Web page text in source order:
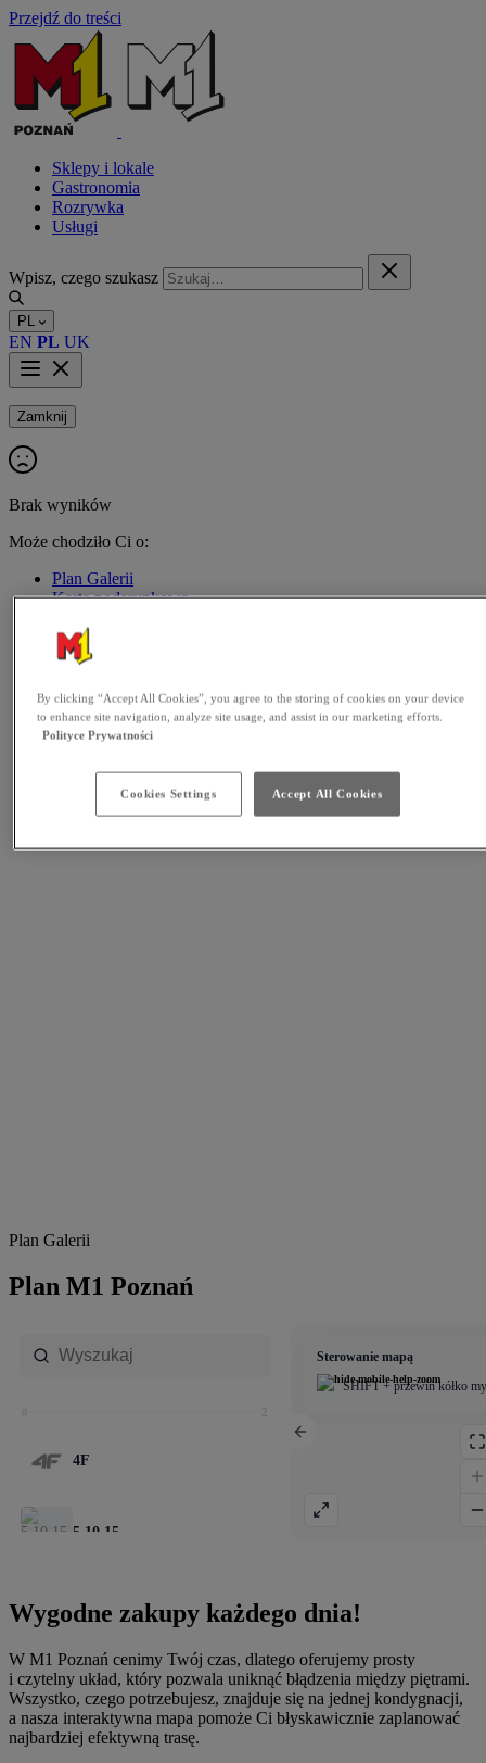
Przejdź do treści
Sklepy i lokale
Gastronomia
Rozrywka
Usługi
Wpisz, czego szukasz
PL
EN PL UK
Zamknij
Brak wyników
Może chodziło Ci o:
Plan Galerii
Karta podarunkowa
Godziny otwarcia
Kontakt
Plan Galerii
Plan M1 Poznań
Wygodne zakupy każdego dnia!
W M1 Poznań cenimy Twój czas, dlatego oferujemy prosty
i czytelny układ, który pozwala uniknąć błądzenia między piętrami.
Wszystko, czego potrzebujesz, znajduje się na jednej kondygnacji,
a nasza interaktywna mapa pomoże Ci błyskawicznie zaplanować
najbardziej efektywną trasę.
By clicking “Accept All Cookies”, you agree to the storing of cookies on your device
to enhance site navigation, analyze site usage, and assist in our marketing efforts.
Polityce Prywatności
Cookies Settings Accept All Cookies